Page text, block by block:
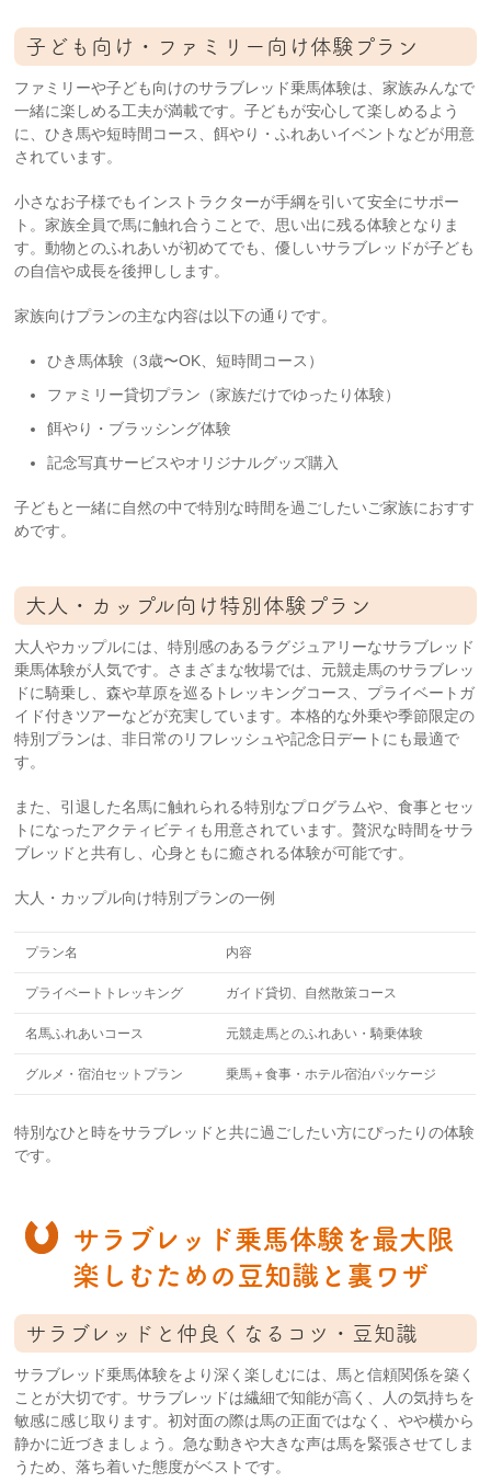
子ども向け・ファミリー向け体験プラン
ファミリーや子ども向けのサラブレッド乗馬体験は、家族みんなで
一緒に楽しめる工夫が満載です。子どもが安心して楽しめるよう
に、ひき馬や短時間コース、餌やり・ふれあいイベントなどが用意
されています。
小さなお子様でもインストラクターが手綱を引いて安全にサポー
ト。家族全員で馬に触れ合うことで、思い出に残る体験となりま
す。動物とのふれあいが初めてでも、優しいサラブレッドが子ども
の自信や成長を後押しします。
家族向けプランの主な内容は以下の通りです。
ひき馬体験（3歳〜OK、短時間コース）
ファミリー貸切プラン（家族だけでゆったり体験）
餌やり・ブラッシング体験
記念写真サービスやオリジナルグッズ購入
子どもと一緒に自然の中で特別な時間を過ごしたいご家族におすす
めです。
大人・カップル向け特別体験プラン
大人やカップルには、特別感のあるラグジュアリーなサラブレッド
乗馬体験が人気です。さまざまな牧場では、元競走馬のサラブレッ
ドに騎乗し、森や草原を巡るトレッキングコース、プライベートガ
イド付きツアーなどが充実しています。本格的な外乗や季節限定の
特別プランは、非日常のリフレッシュや記念日デートにも最適で
す。
また、引退した名馬に触れられる特別なプログラムや、食事とセッ
トになったアクティビティも用意されています。贅沢な時間をサラ
ブレッドと共有し、心身ともに癒される体験が可能です。
大人・カップル向け特別プランの一例
プラン名 内容
プライベートトレッキング ガイド貸切、自然散策コース
名馬ふれあいコース 元競走馬とのふれあい・騎乗体験
グルメ・宿泊セットプラン 乗馬＋食事・ホテル宿泊パッケージ
特別なひと時をサラブレッドと共に過ごしたい方にぴったりの体験
です。
サラブレッド乗馬体験を最大限
楽しむための豆知識と裏ワザ
サラブレッドと仲良くなるコツ・豆知識
サラブレッド乗馬体験をより深く楽しむには、馬と信頼関係を築く
ことが大切です。サラブレッドは繊細で知能が高く、人の気持ちを
敏感に感じ取ります。初対面の際は馬の正面ではなく、やや横から
静かに近づきましょう。急な動きや大きな声は馬を緊張させてしま
うため、落ち着いた態度がベストです。